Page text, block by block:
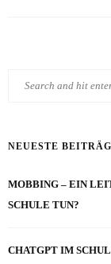
NEUESTE
MOBBING – EIN
SCHULE TUN?
CHATGPT IM